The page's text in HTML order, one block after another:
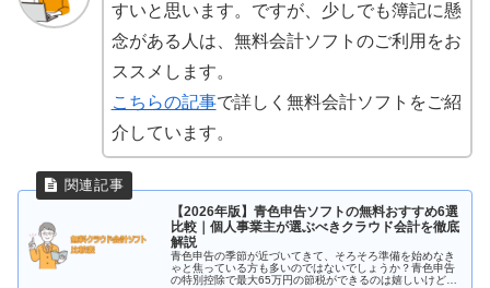
すいと思います。ですが、少しでも簿記に懸
念がある人は、無料会計ソフトのご利用をお
ススメします。
こちらの記事で詳しく無料会計ソフトをご紹
介しています。
【2026年版】青色申告ソフトの無料おすすめ6選
比較｜個人事業主が選ぶべきクラウド会計を徹底
解説
青色申告の季節が近づいてきて、そろそろ準備を始めなき
ゃと焦っている方も多いのではないでしょうか？青色申告
の特別控除で最大65万円の節税ができるのは嬉しいけど、